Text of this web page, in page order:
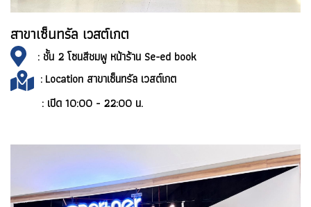
สาขาเซ็นทรัล เวสต์เกต
: ชั้น 2 โซนสีชมพู หน้าร้าน Se-ed book
: Location สาขาเซ็นทรัล เวสต์เกต
: เปิด 10:00 - 22:00 น.